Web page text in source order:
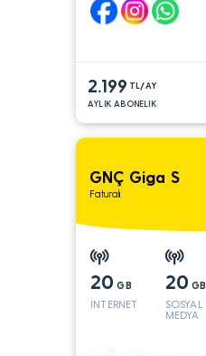
2.199 TL/AY
AYLIK ABONELIK
GNÇ Giga S
Faturalı
20 GB
İNTERNET
20 GB
SOSYAL
MEDYA